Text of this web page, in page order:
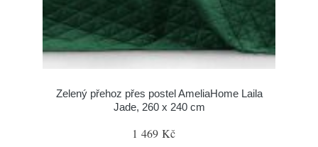
Zelený přehoz přes postel AmeliaHome Laila
Jade, 260 x 240 cm
1 469 Kč